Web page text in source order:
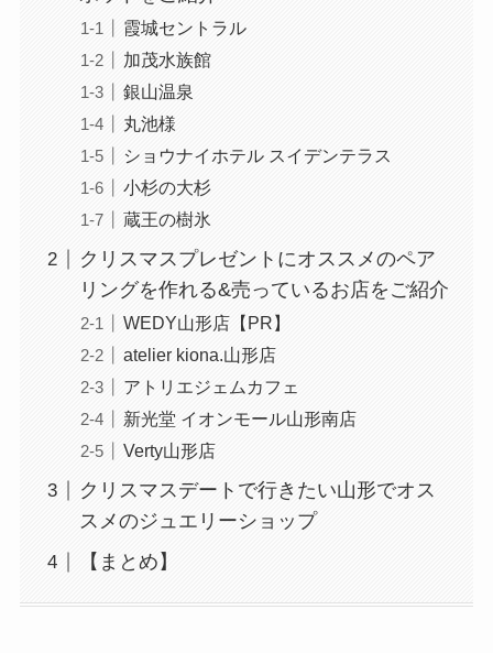
霞城セントラル
加茂水族館
銀山温泉
丸池様
ショウナイホテル スイデンテラス
小杉の大杉
蔵王の樹氷
クリスマスプレゼントにオススメのペア
リングを作れる&売っているお店をご紹介
WEDY山形店【PR】
atelier kiona.山形店
アトリエジェムカフェ
新光堂 イオンモール山形南店
Verty山形店
クリスマスデートで行きたい山形でオス
スメのジュエリーショップ
【まとめ】